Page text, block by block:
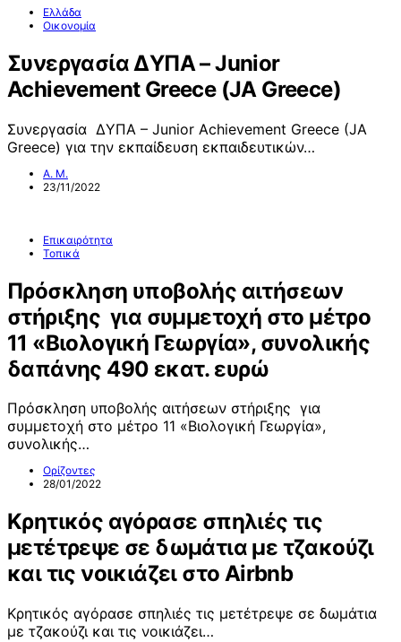
Ελλάδα
Οικονομία
Συνεργασία ΔΥΠΑ – Junior
Achievement Greece (JA Greece)
Συνεργασία ΔΥΠΑ – Junior Achievement Greece (JA
Greece) για την εκπαίδευση εκπαιδευτικών…
Α. Μ.
23/11/2022
Επικαιρότητα
Τοπικά
Πρόσκληση υποβολής αιτήσεων
στήριξης για συμμετοχή στο μέτρο
11 «Βιολογική Γεωργία», συνολικής
δαπάνης 490 εκατ. ευρώ
Πρόσκληση υποβολής αιτήσεων στήριξης για
συμμετοχή στο μέτρο 11 «Βιολογική Γεωργία»,
συνολικής…
Ορίζοντες
28/01/2022
Κρητικός αγόρασε σπηλιές τις
μετέτρεψε σε δωμάτια με τζακούζι
και τις νοικιάζει στο Airbnb
Κρητικός αγόρασε σπηλιές τις μετέτρεψε σε δωμάτια
με τζακούζι και τις νοικιάζει…